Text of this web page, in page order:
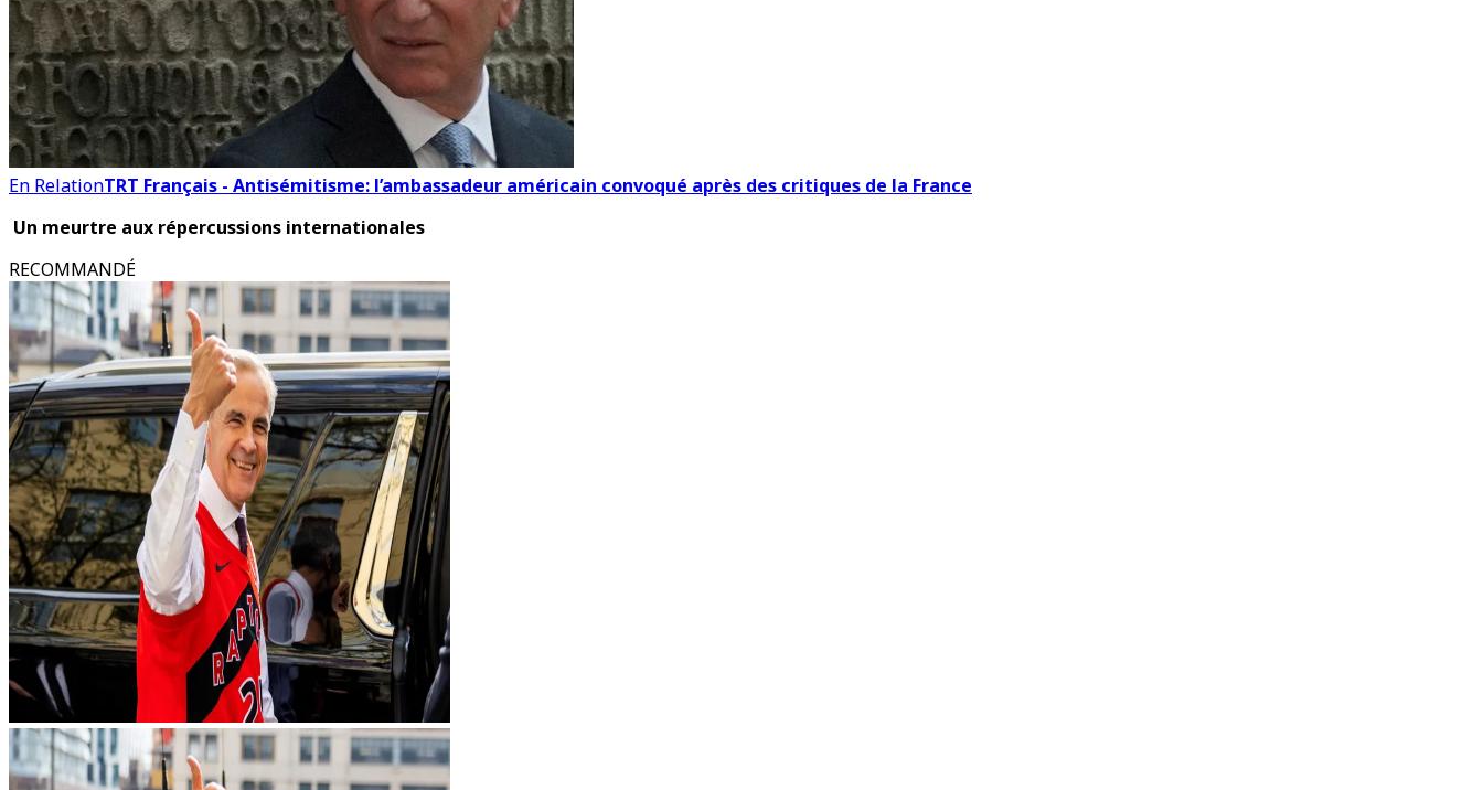
En RelationTRT Français - Antisémitisme: l’ambassadeur américain convoqué après des critiques de la France
Un meurtre aux répercussions internationales
RECOMMANDÉ